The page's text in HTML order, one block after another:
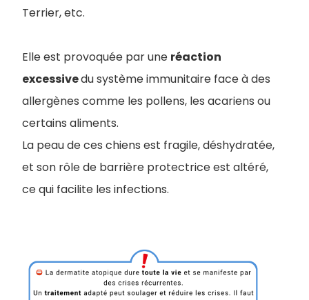
Terrier, etc.
Elle est provoquée par une réaction
excessivedu système immunitaire face à des
allergènes comme les pollens, les acariens ou
certains aliments.
La peau de ces chiens est fragile, déshydratée,
et son rôle de barrière protectrice est altéré,
ce qui facilite les infections.